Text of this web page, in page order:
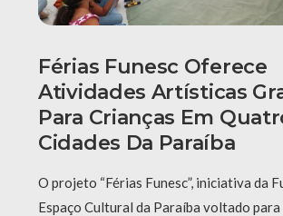
Férias Funesc Oferece
Atividades Artísticas
Para Crianças Em
Cidades Da Paraíba
O projeto “Férias Funesc”, iniciativa da
Espaço Cultural da Paraíba voltado